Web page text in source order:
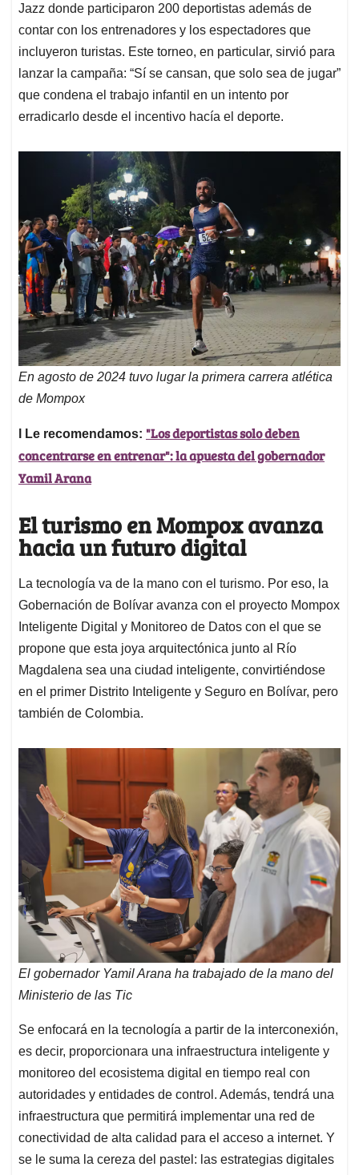
Jazz donde participaron 200 deportistas además de
contar con los entrenadores y los espectadores que
incluyeron turistas. Este torneo, en particular, sirvió para
lanzar la campaña: “Sí se cansan, que solo sea de jugar”
que condena el trabajo infantil en un intento por
erradicarlo desde el incentivo hacía el deporte.
En agosto de 2024 tuvo lugar la primera carrera atlética
de Mompox
l Le recomendamos: "Los deportistas solo deben
concentrarse en entrenar": la apuesta del gobernador
Yamil Arana
El turismo en Mompox avanza
hacia un futuro digital
La tecnología va de la mano con el turismo. Por eso, la
Gobernación de Bolívar avanza con el proyecto Mompox
Inteligente Digital y Monitoreo de Datos con el que se
propone que esta joya arquitectónica junto al Río
Magdalena sea una ciudad inteligente, convirtiéndose
en el primer Distrito Inteligente y Seguro en Bolívar, pero
también de Colombia.
El gobernador Yamil Arana ha trabajado de la mano del
Ministerio de las Tic
Se enfocará en la tecnología a partir de la interconexión,
es decir, proporcionara una infraestructura inteligente y
monitoreo del ecosistema digital en tiempo real con
autoridades y entidades de control. Además, tendrá una
infraestructura que permitirá implementar una red de
conectividad de alta calidad para el acceso a internet. Y
se le suma la cereza del pastel: las estrategias digitales